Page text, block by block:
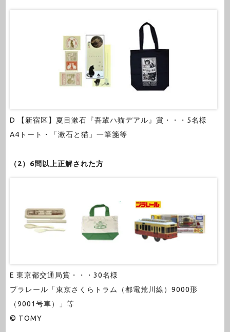
D 【新宿区】夏目漱石『吾輩ハ猫デアル』賞・・・5名様
A4トート・「漱石と猫」一筆箋等
（2）6問以上正解された方
E 東京都交通局賞・・・30名様
プラレール「東京さくらトラム（都電荒川線）9000形
（9001号車）」等
© TOMY